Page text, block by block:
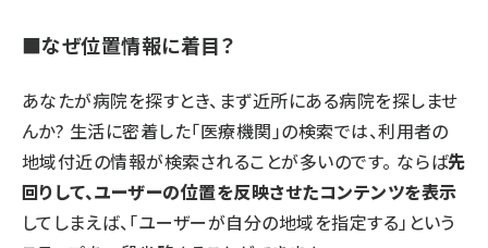
■なぜ位置情報に着目？
あなたが病院を探すとき、まず近所にある病院を探しませ
んか? 生活に密着した「医療機関」の検索では、利用者の
地域付近の情報が検索されることが多いのです。 ならば先
回りして、ユーザーの位置を反映させたコンテンツを表示
してしまえば、「ユーザーが自分の地域を指定する」という